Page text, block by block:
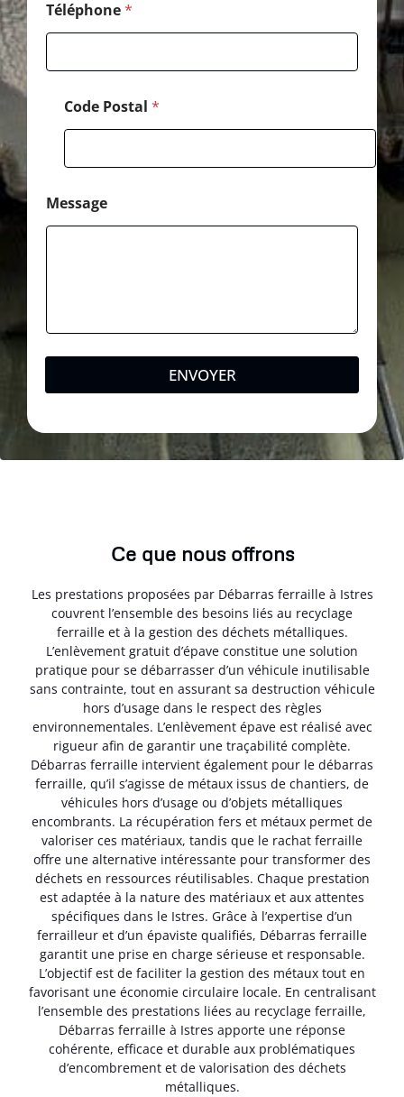
lTéléphone*
Code Postal *
Message
ENVOYER
Ce que nous offrons
Les prestations proposées par Débarras ferraille à Istres
couvrent l’ensemble des besoins liés au recyclage
ferraille et à la gestion des déchets métalliques.
L’enlèvement gratuit d’épave constitue une solution
pratique pour se débarrasser d’un véhicule inutilisable
sans contrainte, tout en assurant sa destruction véhicule
hors d’usage dans le respect des règles
environnementales. L’enlèvement épave est réalisé avec
rigueur afin de garantir une traçabilité complète.
Débarras ferraille intervient également pour le débarras
ferraille, qu’il s’agisse de métaux issus de chantiers, de
véhicules hors d’usage ou d’objets métalliques
encombrants. La récupération fers et métaux permet de
valoriser ces matériaux, tandis que le rachat ferraille
offre une alternative intéressante pour transformer des
déchets en ressources réutilisables. Chaque prestation
est adaptée à la nature des matériaux et aux attentes
spécifiques dans le Istres. Grâce à l’expertise d’un
ferrailleur et d’un épaviste qualifiés, Débarras ferraille
garantit une prise en charge sérieuse et responsable.
L’objectif est de faciliter la gestion des métaux tout en
favorisant une économie circulaire locale. En centralisant
l’ensemble des prestations liées au recyclage ferraille,
Débarras ferraille à Istres apporte une réponse
cohérente, efficace et durable aux problématiques
d’encombrement et de valorisation des déchets
métalliques.